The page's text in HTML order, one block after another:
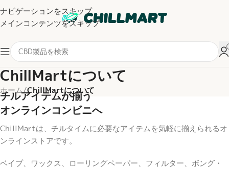
ナビゲーションをスキップ
メインコンテンツをスキップ
ChillMartについて
ホーム/ChillMartについて
チルアイテムが揃う
オンラインコンビニへ
ChillMartは、チルタイムに必要なアイテムを気軽に揃えられるオ
ンラインストアです。
ベイプ、ワックス、ローリングペーパー、フィルター、ボング・